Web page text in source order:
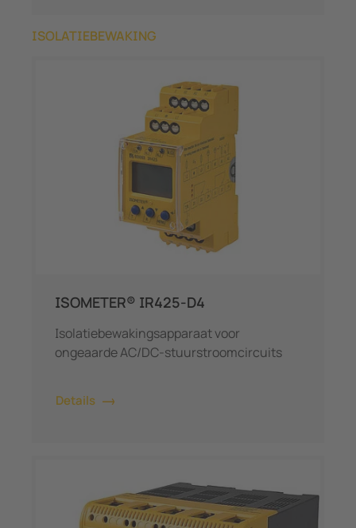
ISOLATIEBEWAKING
ISOMETER® IR425-D4
Isolatiebewakingsapparaat voor
ongeaarde AC/DC-stuurstroomcircuits
Details